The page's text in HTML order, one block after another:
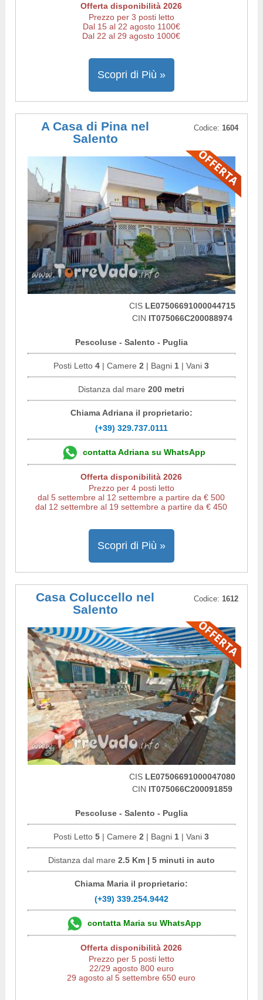
Offerta disponibilità 2026
Prezzo per 3 posti letto
Dal 15 al 22 agosto 1100€
Dal 22 al 29 agosto 1000€
Scopri di Più »
A Casa di Pina nel
Salento
Codice: 1604
CIS LE07506691000044715
CIN IT075066C200088974
Pescoluse - Salento - Puglia
Posti Letto4 | Camere2 | Bagni 1 | Vani3
Distanza dal mare200 metri
Chiama Adriana il proprietario:
(+39) 329.737.0111
contatta Adriana su WhatsApp
Offerta disponibilità 2026
Prezzo per 4 posti letto
dal 5 settembre al 12 settembre a partire da € 500
dal 12 settembre al 19 settembre a partire da € 450
Scopri di Più »
Casa Coluccello nel
Salento
Codice: 1612
CIS LE07506691000047080
CIN IT075066C200091859
Pescoluse - Salento - Puglia
Posti Letto5 | Camere2 | Bagni 1 | Vani3
Distanza dal mare 2.5 Km | 5 minuti in auto
Chiama Maria il proprietario:
(+39) 339.254.9442
contatta Maria su WhatsApp
Offerta disponibilità 2026
Prezzo per 5 posti letto
22/29 agosto 800 euro
29 agosto al 5 settembre 650 euro